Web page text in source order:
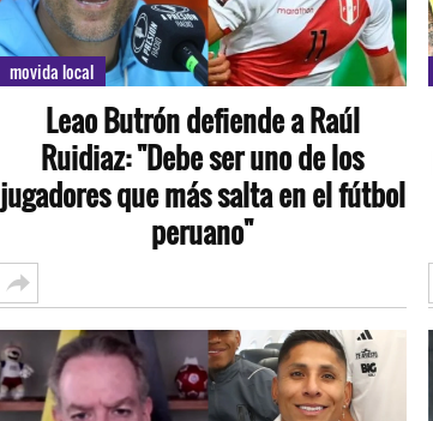
movida local
Leao Butrón defiende a Raúl
Ruidiaz: "Debe ser uno de los
jugadores que más salta en el fútbol
peruano"